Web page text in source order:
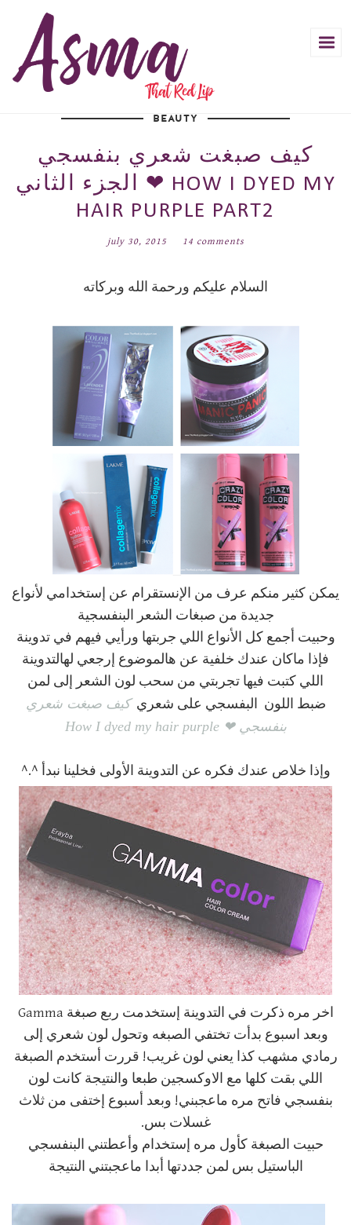
BEAUTY
كيف صبغت شعري بنفسجي
الجزء الثاني ❤ HOW I DYED MY
HAIR PURPLE PART2
july 30, 2015 14 comments
السلام عليكم ورحمة الله وبركاته
يمكن كثير منكم عرف من الإنستقرام عن إستخدامي لأنواع
جديدة من صبغات الشعر البنفسجية
وحبيت أجمع كل الأنواع اللي جربتها ورأيي فيهم في تدوينة
فإذا ماكان عندك خلفية عن هالموضوع إرجعي لهالتدوينة
اللي كتبت فيها تجربتي من سحب لون الشعر إلى لمن
ضبط اللون البفسجي على شعري كيف صبغت شعري
بنفسجي ❤ How I dyed my hair purple
وإذا خلاص عندك فكره عن التدوينة الأولى فخلينا نبدأ ^.^
اخر مره ذكرت في التدوينة إستخدمت ربع صبغة Gamma
وبعد اسبوع بدأت تختفي الصبغه وتحول لون شعري إلى
رمادي مشهب كذا يعني لون غريب! قررت أستخدم الصبغة
اللي بقت كلها مع الاوكسجين طبعا والنتيجة كانت لون
بنفسجي فاتح مره ماعجبني! وبعد أسبوع إختفى من ثلاث
غسلات بس.
حبيت الصبغة كأول مره إستخدام وأعطتني البنفسجي
الباستيل بس لمن جددتها أبدا ماعجبتني النتيجة